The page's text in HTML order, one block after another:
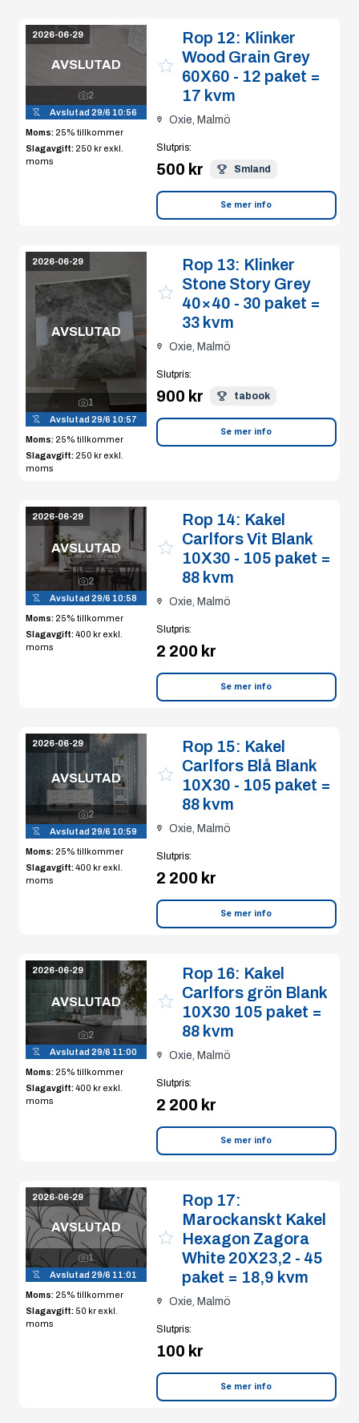
2026-06-29
AVSLUTAD
2
Avslutad29/6 10:56
Moms: 25% tillkommer
Slagavgift: 250 kr exkl.
moms
Rop 12: Klinker
Wood Grain Grey
60X60 - 12 paket =
17 kvm
Oxie, Malmö
Slutpris:
500 kr Smland
Se mer info
2026-06-29
AVSLUTAD
1
Avslutad29/6 10:57
Moms: 25% tillkommer
Slagavgift: 250 kr exkl.
moms
Rop 13: Klinker
Stone Story Grey
40×40 - 30 paket =
33 kvm
Oxie, Malmö
Slutpris:
900 kr tabook
Se mer info
2026-06-29
AVSLUTAD
2
Avslutad29/6 10:58
Moms: 25% tillkommer
Slagavgift:400 kr exkl.
moms
Rop 14: Kakel
Carlfors Vit Blank
10X30 - 105 paket =
88 kvm
Oxie, Malmö
Slutpris:
2 200 kr
Se mer info
2026-06-29
AVSLUTAD
2
Avslutad29/6 10:59
Moms: 25% tillkommer
Slagavgift:400 kr exkl.
moms
Rop 15: Kakel
Carlfors Blå Blank
10X30 - 105 paket =
88 kvm
Oxie, Malmö
Slutpris:
2 200 kr
Se mer info
2026-06-29
AVSLUTAD
2
Avslutad29/6 11:00
Moms: 25% tillkommer
Slagavgift:400 kr exkl.
moms
Rop 16: Kakel
Carlfors grön Blank
10X30 105 paket =
88 kvm
Oxie, Malmö
Slutpris:
2 200 kr
Se mer info
2026-06-29
AVSLUTAD
1
Avslutad29/6 11:01
Moms: 25% tillkommer
Slagavgift: 50 kr exkl.
moms
Rop 17:
Marockanskt Kakel
Hexagon Zagora
White 20X23,2 - 45
paket = 18,9 kvm
Oxie, Malmö
Slutpris:
100 kr
Se mer info